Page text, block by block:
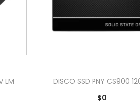
LM
DISCO SSD PNY CS900
$0